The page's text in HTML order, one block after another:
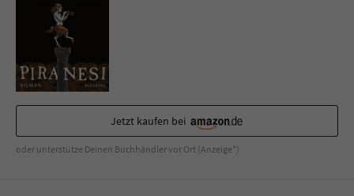
Jetzt kaufen bei
oder unterstütze Deinen Buchhändler vor Ort (Anzeige*)